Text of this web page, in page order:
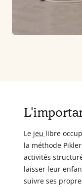
Le jeu libre
la méthode
activités
laisser leur
suivre ses